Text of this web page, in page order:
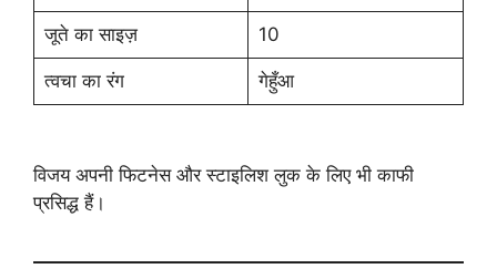
जूते का साइज़ 10
त्वचा का रंग गेहुँआ
विजय अपनी फिटनेस और स्टाइलिश लुक के लिए भी काफी
प्रसिद्ध हैं।